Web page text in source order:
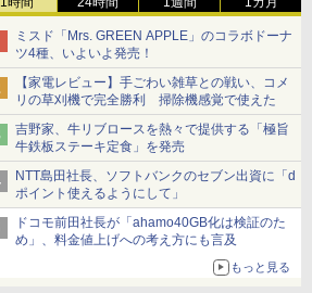
ミスド「Mrs. GREEN APPLE」のコラボドーナ
ツ4種、いよいよ発売！
【家電レビュー】手ごわい雑草との戦い、コメ
リの草刈機で完全勝利 掃除機感覚で使えた
吉野家、牛リブロースを熱々で提供する「極旨
牛鉄板ステーキ定食」を発売
NTT島田社長、ソフトバンクのセブン出資に「d
ポイント使えるようにして」
ドコモ前田社長が「ahamo40GB化は検証のた
め」、料金値上げへの考え方にも言及
もっと見る